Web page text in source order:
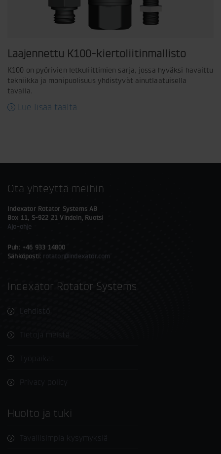
Laajennettu K100-kiertoliitinmallisto
K100 on pyörivien letkuliittimien sarja, jossa hyväksi havaittu
tekniikka ja monipuolisuus yhdistyvät ainutlaatuisella
tavalla.
Lue lisää täältä
Ota yhteyttä meihin
Indexator Rotator Systems AB
Box 11, S-922 21 Vindeln, Ruotsi
Ajo-ohje
Puh: +46 933 14800
Sähköposti: rotator@indexator.com
Indexator Rotator Systems
Lehdistö
Tietoja meistä
Työpaikat
Huolto ja tuki
Tavallisimpia kysymyksiä